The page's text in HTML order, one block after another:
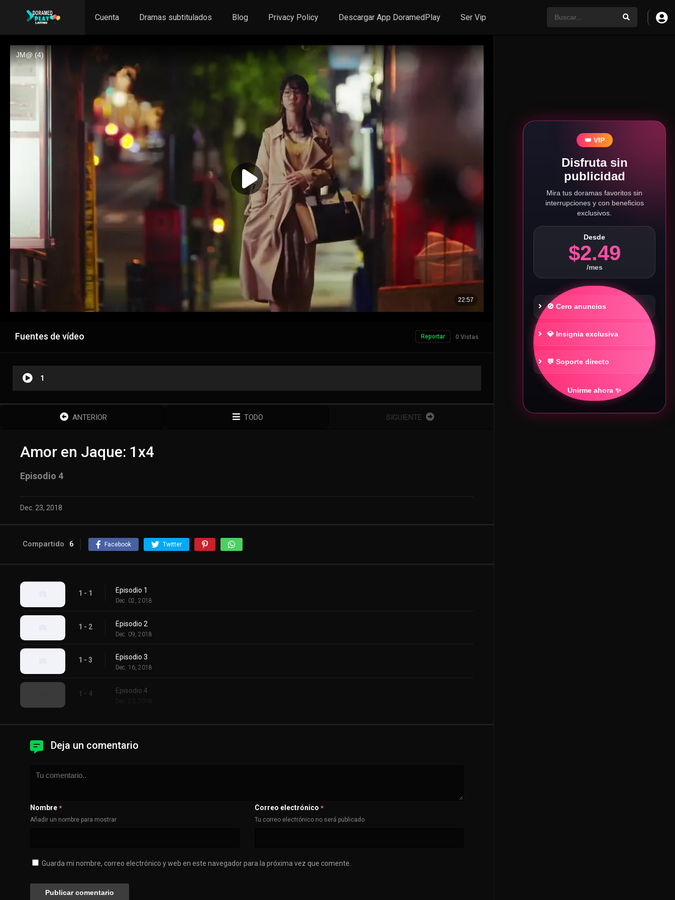
Cuenta Dramas subtitulados Blog Privacy Policy Descargar App DoramedPlay Ser Vip
Fuentes de vídeo 0 Vistas
Reportar
1
ANTERIOR TODO SIGUIENTE
Amor en Jaque: 1x4
Episodio 4
Dec. 23, 2018
Compartido 6 Facebook Twitter
1 - 1 Episodio 1
Dec. 02, 2018
1 - 2 Episodio 2
Dec. 09, 2018
1 - 3 Episodio 3
Dec. 16, 2018
1 - 4 Episodio 4
Dec. 23, 2018
Deja un comentario
Nombre *
Añadir un nombre para mostrar
Correo electrónico *
Tu correo electrónico no será publicado
Guarda mi nombre, correo electrónico y web en este navegador para la próxima vez que comente.
👑 VIP
Disfruta sin
publicidad
Mira tus doramas favoritos sin
interrupciones y con beneficios
exclusivos.
Desde
$2.49
/mes
🚫 Cero anuncios
💎 Insignia exclusiva
💬 Soporte directo
Unirme ahora ✨